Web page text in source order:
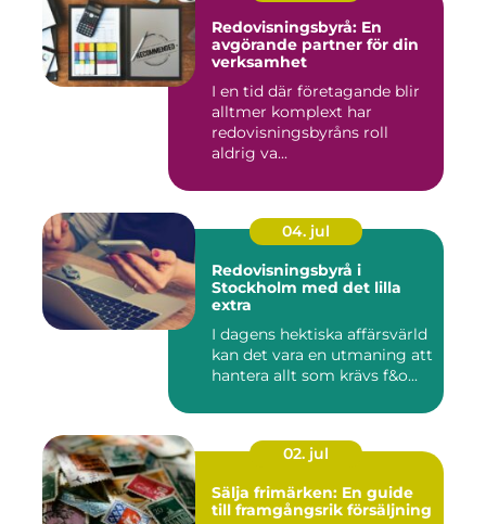
Redovisningsbyrå: En
avgörande partner för din
verksamhet
I en tid där företagande blir
alltmer komplext har
redovisningsbyråns roll
aldrig va...
04. jul
Redovisningsbyrå i
Stockholm med det lilla
extra
I dagens hektiska affärsvärld
kan det vara en utmaning att
hantera allt som krävs f&o...
02. jul
Sälja frimärken: En guide
till framgångsrik försäljning